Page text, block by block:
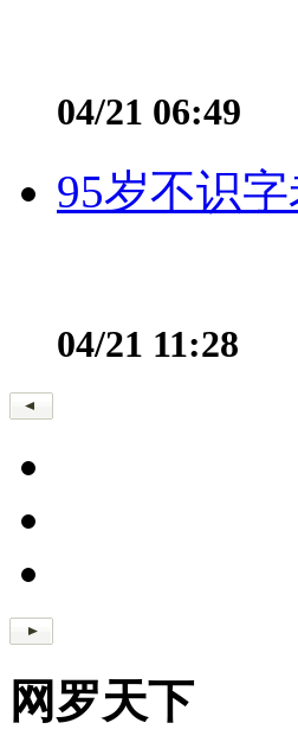
04/21 06:49
95岁不识
04/21 11:28
网罗天下